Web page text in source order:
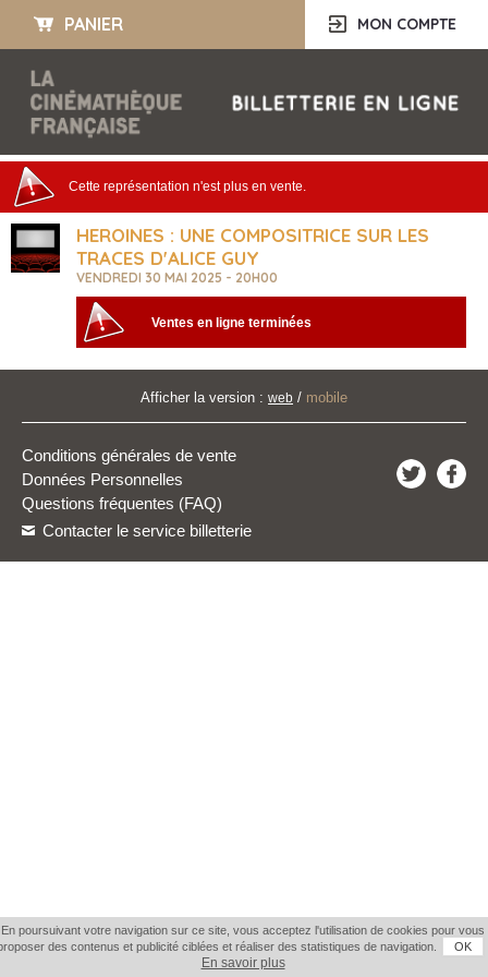
PANIER MON COMPTE
Cette représentation n'est plus en vente.
HEROINES : UNE COMPOSITRICE SUR LES
TRACES D'ALICE GUY
VENDREDI 30 MAI 2025 - 20H00
Ventes en ligne terminées
Afficher la version : web / mobile
Questions fréquentes (FAQ)
Conditions générales de vente
Données Personnelles
Contacter le service billetterie
En poursuivant votre navigation sur ce site, vous acceptez l'utilisation de cookies pour vous
des contenus et publicité ciblées et réaliser des statistiques de navigation.
OK
En savoir plus